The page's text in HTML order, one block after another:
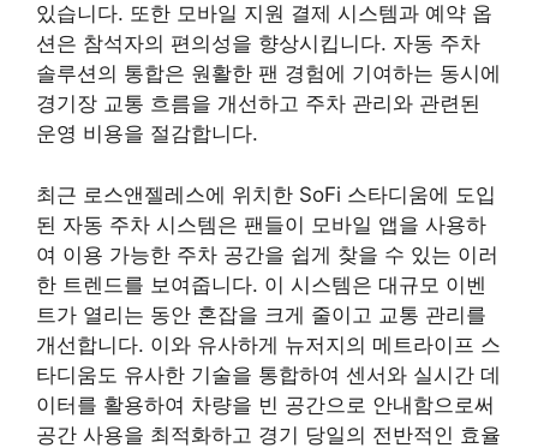
있습니다. 또한 모바일 지원 결제 시스템과 예약 옵
션은 참석자의 편의성을 향상시킵니다. 자동 주차
솔루션의 통합은 원활한 팬 경험에 기여하는 동시에
경기장 교통 흐름을 개선하고 주차 관리와 관련된
운영 비용을 절감합니다.
최근 로스앤젤레스에 위치한 SoFi 스타디움에 도입
된 자동 주차 시스템은 팬들이 모바일 앱을 사용하
여 이용 가능한 주차 공간을 쉽게 찾을 수 있는 이러
한 트렌드를 보여줍니다. 이 시스템은 대규모 이벤
트가 열리는 동안 혼잡을 크게 줄이고 교통 관리를
개선합니다. 이와 유사하게 뉴저지의 메트라이프 스
타디움도 유사한 기술을 통합하여 센서와 실시간 데
이터를 활용하여 차량을 빈 공간으로 안내함으로써
공간 사용을 최적화하고 경기 당일의 전반적인 효율